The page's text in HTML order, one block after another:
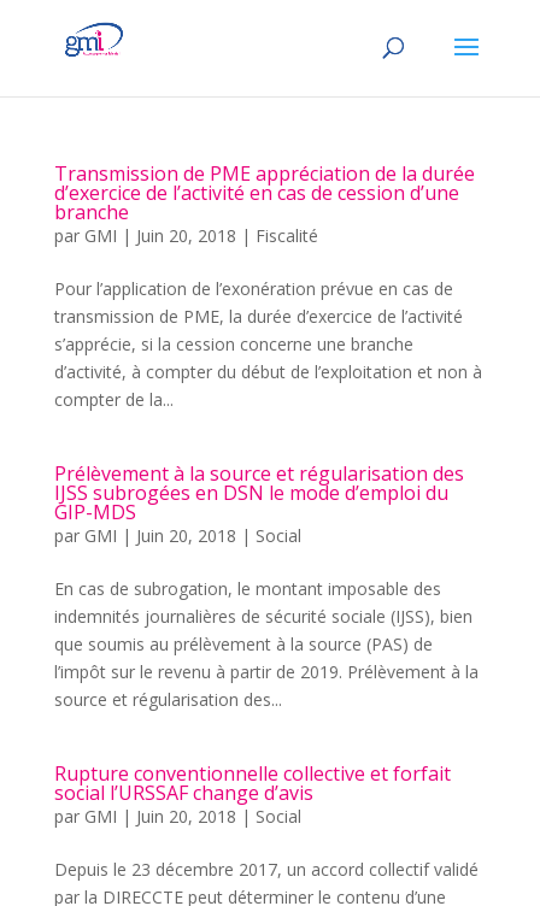
Transmission de PME appréciation de la durée
d’exercice de l’activité en cas de cession d’une
branche
par GMI | Juin 20, 2018 | Fiscalité
Pour l’application de l’exonération prévue en cas de
transmission de PME, la durée d’exercice de l’activité
s’apprécie, si la cession concerne une branche
d’activité, à compter du début de l’exploitation et non à
compter de la...
Prélèvement à la source et régularisation des
IJSS subrogées en DSN le mode d’emploi du
GIP-MDS
par GMI | Juin 20, 2018 | Social
En cas de subrogation, le montant imposable des
indemnités journalières de sécurité sociale (IJSS), bien
que soumis au prélèvement à la source (PAS) de
l’impôt sur le revenu à partir de 2019. Prélèvement à la
source et régularisation des...
Rupture conventionnelle collective et forfait
social l’URSSAF change d’avis
par GMI | Juin 20, 2018 | Social
Depuis le 23 décembre 2017, un accord collectif validé
par la DIRECCTE peut déterminer le contenu d’une